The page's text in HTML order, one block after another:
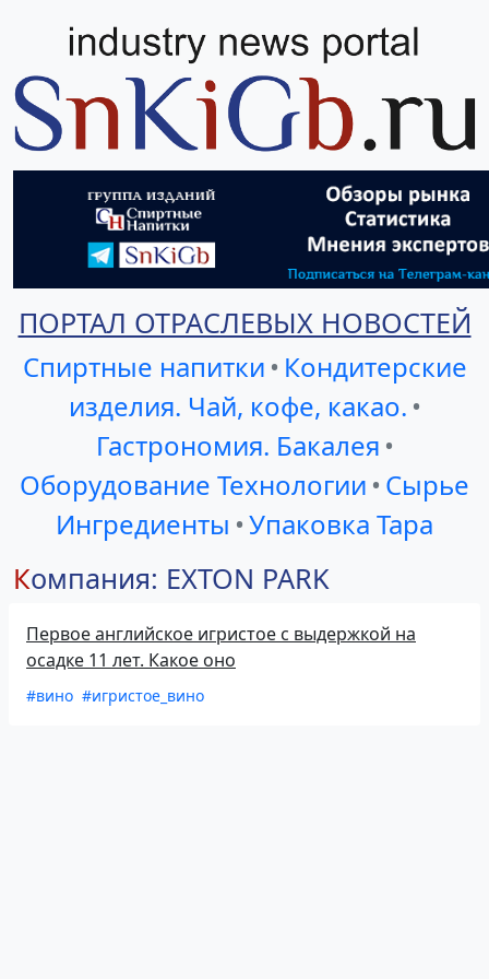
ПОРТАЛ ОТРАСЛЕВЫХ НОВОСТЕЙ
Спиртные напитки • Кондитерские
изделия. Чай, кофе, какао. •
Гастрономия. Бакалея •
Оборудование Технологии • Сырье
Ингредиенты •Упаковка Тара
Компания: EXTON PARK
Первое английское игристое с выдержкой на
осадке 11 лет. Какое оно
#вино #игристое_вино